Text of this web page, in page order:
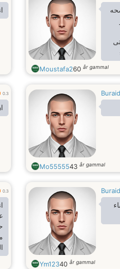
Moustafa260 år gammal
0.3
Mo5555543 år gammal
0.3
Ym12340 år gammal